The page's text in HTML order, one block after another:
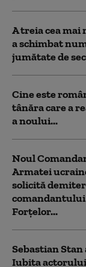
A treia cea mai
a schimbat
jumătate de
Cine este
tânăra care a
a noului...
Noul
Armatei
solicită
comandantului
Forțelor...
Sebastian
Iubita